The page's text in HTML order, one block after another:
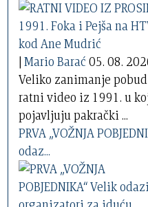
|Mario Barać 05. 08.
Veliko zanimanje
ratni video iz 1991. u
pojavljuju pakrački ...
PRVA „VOŽNJA
odaz...